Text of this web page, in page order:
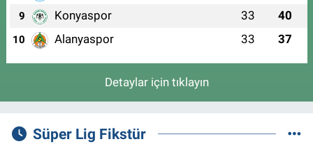
9 Konyaspor 33 40
10 Alanyaspor 33 37
Detaylar için tıklayın
Süper Lig Fikstür